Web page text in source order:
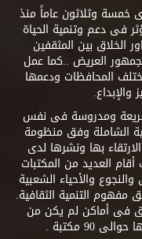
خمسة وثلاثون عاماً منذ
ومؤثر فى دعم وتنمية الحياة
الخلاق بين المثقفين
العريض ..كما عمل
المحافظات ودعمها
ومدروسة فى نفس
الشاملة وفق منظومة
بها ونشرها لدى
العديد من المكتبات
والأحياء الشعبية
التنمية الثقافية.
فى أماكن لم يكن من
90 مكتبة .